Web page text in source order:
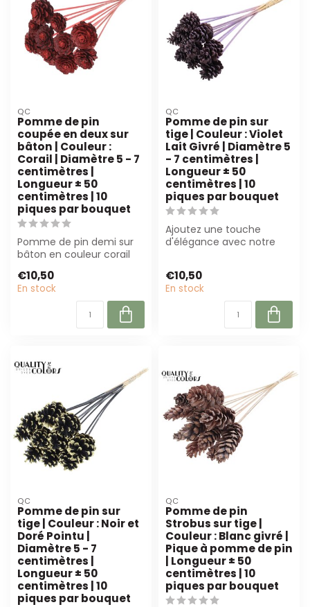
QC
Pomme de pin
coupée en deux sur
bâton | Couleur :
Corail | Diamètre 5 - 7
centimètres |
Longueur ± 50
centimètres | 10
piques par bouquet
Pomme de pin demi sur
bâton en couleur corail
long). Parfait ...
€10,50
En stock
QC
Pomme de pin sur
tige | Couleur : Violet
Lait Givré | Diamètre 5
- 7 centimètres |
Longueur ± 50
centimètres | 10
piques par bouquet
Ajoutez une touche
d'élégance avec notre
€10,50
En stock
QC
Pomme de pin sur
tige | Couleur : Noir et
Doré Pointu |
Diamètre 5 - 7
centimètres |
Longueur ± 50
centimètres | 10
piques par bouquet
QC
Pomme de pin
Strobus sur tige |
Couleur : Blanc givré |
Pique à pomme de pin
| Longueur ± 50
centimètres | 10
piques par bouquet